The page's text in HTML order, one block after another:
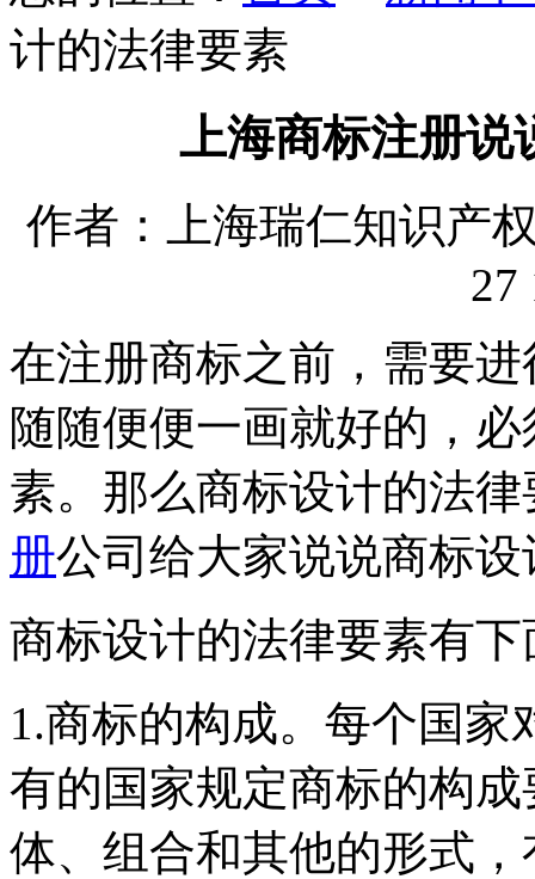
计的法律要素
上海商标注册说
作者：上海瑞仁知识产
27
在注册商标之前，需要
随随便便一画就好的，
素。那么商标设计的法
册公司给大家说说商标
商标设计的法律要素有
1.商标的构成。每个国
有的国家规定商标的构
体、组合和其他的形式